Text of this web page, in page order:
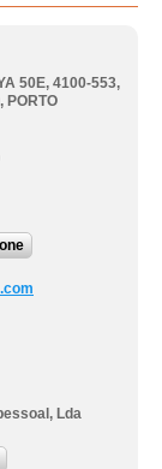
50E, 4100-553,
, PORTO
Lda